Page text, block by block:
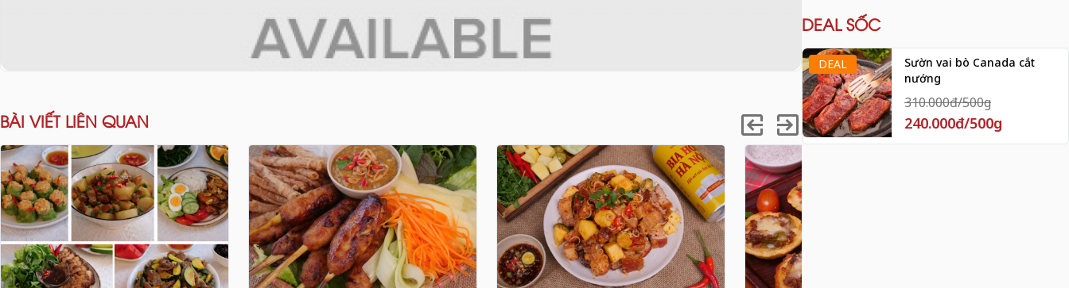
BÀI VIẾT LIÊN QUAN
DEAL SỐC
DEAL
Sườn vai bò Canada cắt
nướng
310.000đ/500g
240.000đ/500g